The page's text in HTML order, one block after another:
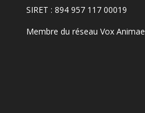
SIRET : 894 957 117 00019
Membre du réseau Vox Animae